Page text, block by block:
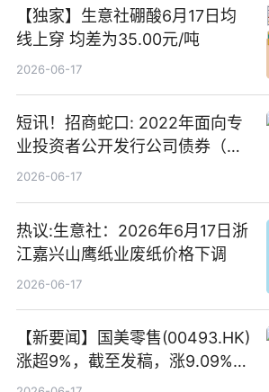
【独家】生意社硼酸6月17日均
线上穿 均差为35.00元/吨
2026-06-17
短讯！招商蛇口: 2022年面向专
业投资者公开发行公司债券（第
二期）（品种二）2026年付息公
2026-06-17
热议:生意社：2026年6月17日浙
江嘉兴山鹰纸业废纸价格下调
2026-06-17
【新要闻】国美零售(00493.HK)
涨超9%，截至发稿，涨9.09%，
报0.012港元，成交额37.26万港